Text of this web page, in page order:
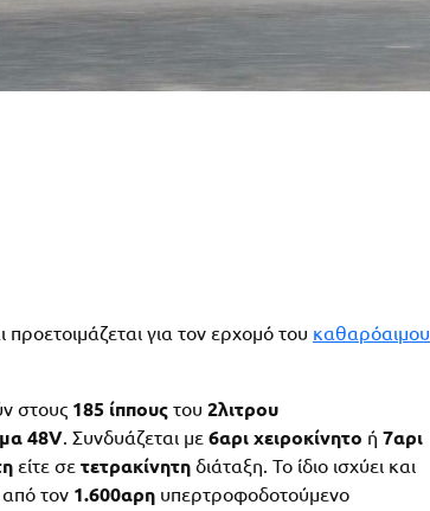
προετοιμάζεται για τον ερχομό του καθαρόαιμου
στους 185 ίππους του 2λιτρου
48V. Συνδυάζεται με 6αρι χειροκίνητο ή 7αρι
είτε σε τετρακίνητη διάταξη. Το ίδιο ισχύει και
από τον 1.600αρη υπερτροφοδοτούμενο